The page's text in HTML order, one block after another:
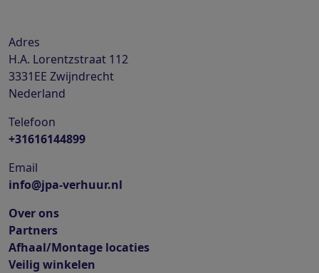
Adres
H.A. Lorentzstraat 112
3331EE Zwijndrecht
Nederland
Telefoon
+31616144899
Email
info@jpa-verhuur.nl
Over ons
Partners
Afhaal/Montage locaties
Veilig winkelen